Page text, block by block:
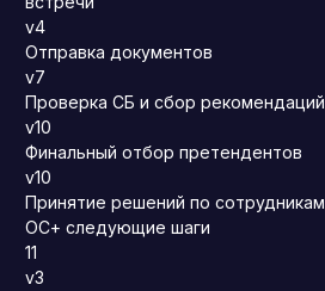
v4
Отправка документов
v7
Проверка СБ и сбор рекомендаций
v10
Финальный отбор претендентов
v10
Принятие решений по сотрудникам
ОС+ следующие шаги
11
v3